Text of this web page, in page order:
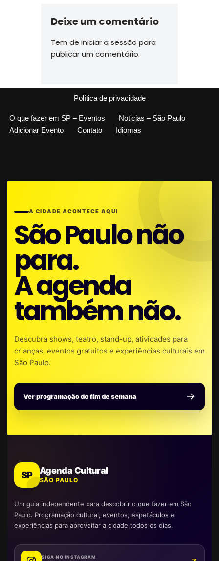
Deixe um comentário
Tem de iniciar a sessão para
publicar um comentário.
Política de privacidade
O que fazer em SP – Eventos
Noticias – São Paulo
Adicionar Evento
Contato Idiomas
A CIDADE ACONTECE AQUI
São Paulo não
para.
A agenda
também não.
Descubra shows, teatro, stand-up, atividades para
crianças, eventos gratuitos e experiências culturais em
São Paulo.
Ver programação do fim de semana
SP Agenda Cultural
SÃO PAULO
Um guia independente para descobrir o que fazer em São
Paulo. Programação cultural, eventos, espetáculos e
experiências para aproveitar a cidade todos os dias.
SIGA NO INSTAGRAM